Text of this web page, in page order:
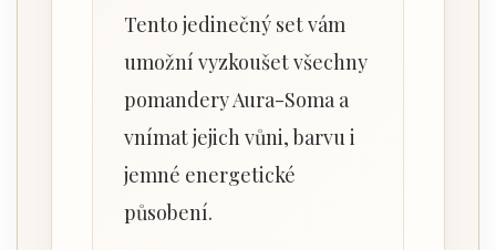
Tento jedinečný set vám
umožní vyzkoušet všechny
pomandery Aura-Soma a
vnímat jejich vůni, barvu i
jemné energetické
působení.